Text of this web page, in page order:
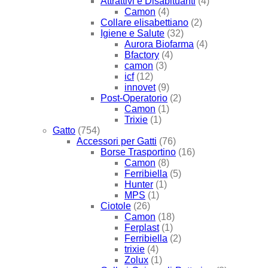
Camon (4)
Collare elisabettiano (2)
Igiene e Salute (32)
Aurora Biofarma (4)
Bfactory (4)
camon (3)
icf (12)
innovet (9)
Post-Operatorio (2)
Camon (1)
Trixie (1)
Gatto (754)
Accessori per Gatti (76)
Borse Trasportino (16)
Camon (8)
Ferribiella (5)
Hunter (1)
MPS (1)
Ciotole (26)
Camon (18)
Ferplast (1)
Ferribiella (2)
trixie (4)
Zolux (1)